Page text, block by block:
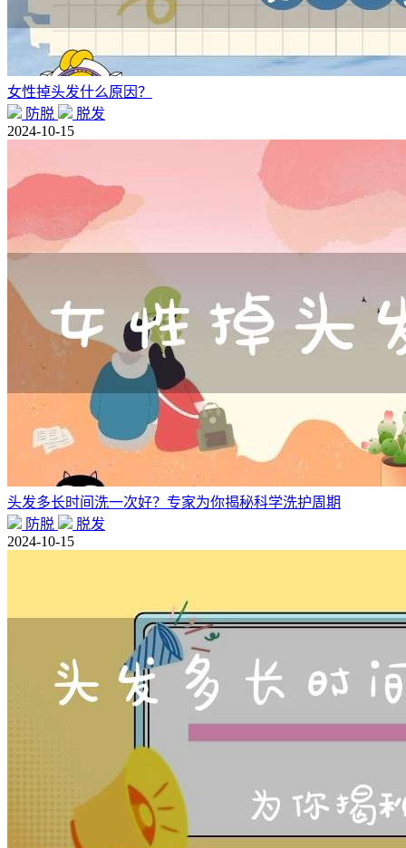
女性掉头发什么原因？
防脱
脱发
2024-10-15
头发多长时间洗一次好？专家为你揭秘科学洗护周期
防脱
脱发
2024-10-15